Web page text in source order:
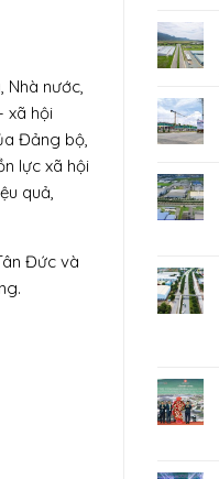
Nhà nước,
xã hội
Đảng bộ,
lực xã hội
quả,
Đức và